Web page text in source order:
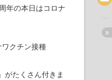
年の本日はコロナ
クチン接種
がたくさん付きま